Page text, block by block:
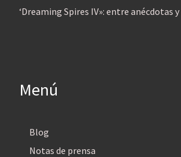
‘Dreaming Spires IV»: entre anécdotas
Menú
Blog
Notas de prensa